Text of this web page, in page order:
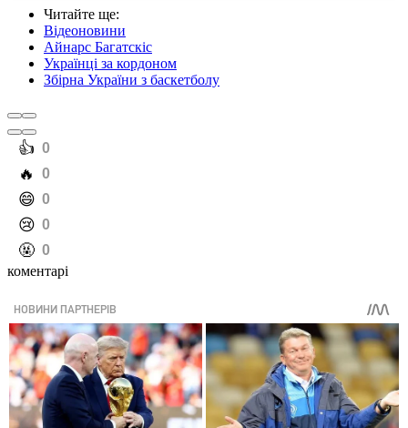
Читайте ще:
Відеоновини
Айнарс Багатскіс
Українці за кордоном
Збірна України з баскетболу
️👍 0
️🔥 0
️😄 0
️😢 0
️🤬 0
коментарі